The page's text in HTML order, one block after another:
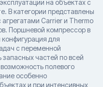
на объектах с
В категории представлены
Carrier и Thermo
Поршневой компрессор в
для
с переменной
частей по всей
полевого
особенно
и при интенсивных